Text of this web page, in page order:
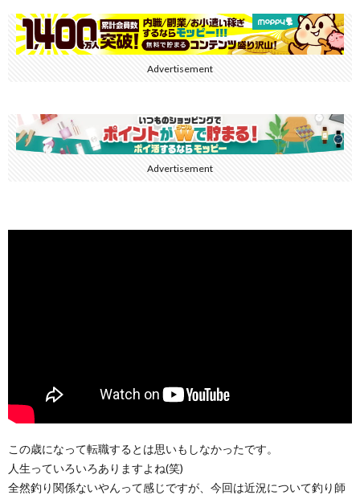
Advertisement
Advertisement
この歳になって転職するとは思いもしなかったです。
人生っていろいろありますよね(笑)
全然釣り関係ないやんって感じですが、今回は近況について釣り師